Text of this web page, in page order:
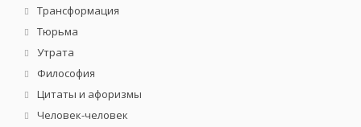
Трансформация
Тюрьма
Утрата
Философия
Цитаты и афоризмы
Человек-человек